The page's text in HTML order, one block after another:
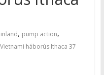
inland, pump action,
Vietnami háborús Ithaca 37